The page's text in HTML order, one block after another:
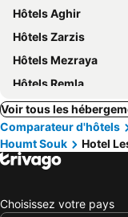
Hôtels Aghir
Hôtels Zarzis
Hôtels Mezraya
Hôtels Remla
Voir tous les
Comparateur d'hôtels
Houmt Souk
Hotel
Choisissez votre pays